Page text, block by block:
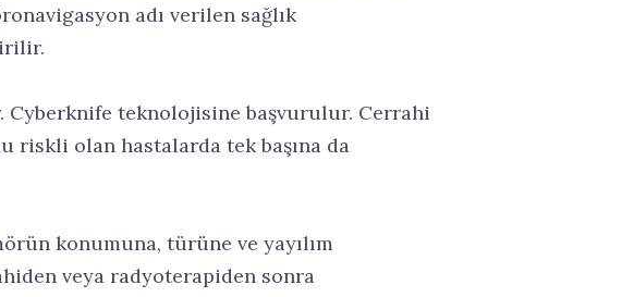
adı verilen sağlık
teknolojisine başvurulur. Cerrahi
riskli olan hastalarda tek başına da
konumuna, türüne ve yayılım
veya radyoterapiden sonra